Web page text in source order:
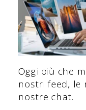
Oggi più che
nostri feed, le
nostre chat.